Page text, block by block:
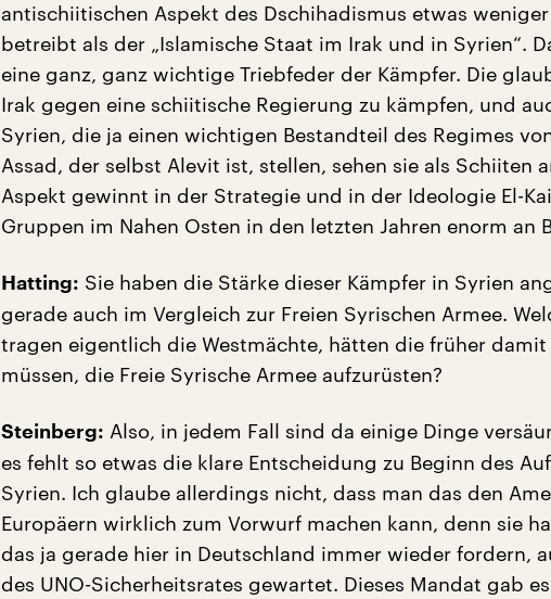
antischiitischen Aspekt des Dschihadismus etwas
betreibt als der „Islamische Staat im Irak und in Syrien“.
eine ganz, ganz wichtige Triebfeder der Kämpfer. Die
Irak gegen eine schiitische Regierung zu kämpfen, und
Syrien, die ja einen wichtigen Bestandteil des Regimes
Assad, der selbst Alevit ist, stellen, sehen sie als Schiiten
Aspekt gewinnt in der Strategie und in der Ideologie El-
Gruppen im Nahen Osten in den letzten Jahren enorm an
Hatting: Sie haben die Stärke dieser Kämpfer in Syrien
gerade auch im Vergleich zur Freien Syrischen Armee.
tragen eigentlich die Westmächte, hätten die früher
müssen, die Freie Syrische Armee aufzurüsten?
Steinberg: Also, in jedem Fall sind da einige Dinge
es fehlt so etwas die klare Entscheidung zu Beginn des
Syrien. Ich glaube allerdings nicht, dass man das den
Europäern wirklich zum Vorwurf machen kann, denn sie
das ja gerade hier in Deutschland immer wieder fordern,
des UNO-Sicherheitsrates gewartet. Dieses Mandat gab